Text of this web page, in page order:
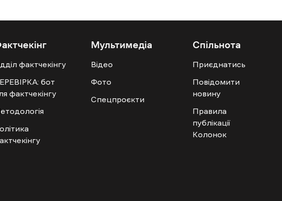
фактчекінгу
бот
фактчекінгу
Мультимедіа
Відео
Фото
Спецпроєкти
Спільнота
Приєднатись
Повідомити
новину
Правила
публікації
Колонок